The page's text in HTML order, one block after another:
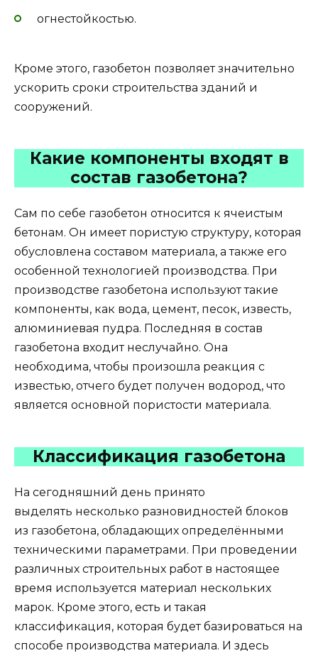
огнестойкостью.
Кроме этого, газобетон позволяет значительно
ускорить сроки строительства зданий и
сооружений.
Какие компоненты входят в
состав газобетона?
Сам по себе газобетон относится к ячеистым
бетонам. Он имеет пористую структуру, которая
обусловлена составом материала, а также его
особенной технологией производства. При
производстве газобетона используют такие
компоненты, как вода, цемент, песок, известь,
алюминиевая пудра. Последняя в состав
газобетона входит неслучайно. Она
необходима, чтобы произошла реакция с
известью, отчего будет получен водород, что
является основной пористости материала.
Классификация газобетона
На сегодняшний день принято
выделять несколько разновидностей блоков
из газобетона, обладающих определёнными
техническими параметрами. При проведении
различных строительных работ в настоящее
время используется материал нескольких
марок. Кроме этого, есть и такая
классификация, которая будет базироваться на
способе производства материала. И здесь